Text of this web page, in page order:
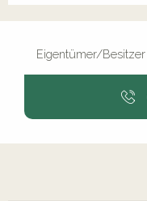
Eigentümer/Besitzer